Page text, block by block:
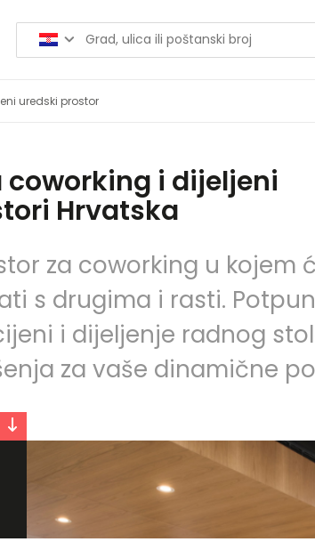
uredski prostor
coworking i dijeljeni
Hrvatska
za coworking u kojem
s drugima i rasti.
i dijeljenje radnog
za vaše dinamične